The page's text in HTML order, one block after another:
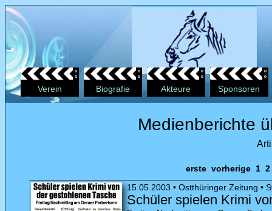
Verein Biografie Akteure Sponsoren
Medienberichte
erste vorherige 1
15.05.2003 • Ostthüringer Zeitung •
Schüler spielen Krimi